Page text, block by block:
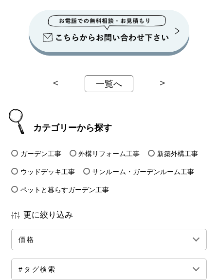
＜ 一覧へ ＞
カテゴリーから探す
ガーデン工事 外構リフォーム工事 新築外構工事
ウッドデッキ工事 サンルーム・ガーデンルーム工事
ペットと暮らすガーデン工事
更に絞り込み
価格
全ての価格帯
#タグ検索